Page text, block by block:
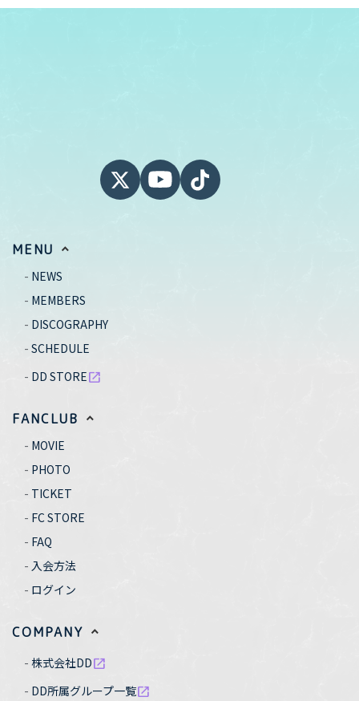
MENU
NEWS
MEMBERS
DISCOGRAPHY
SCHEDULE
DD STOREopen_in_new
FANCLUB
MOVIE
PHOTO
TICKET
FC STORE
FAQ
入会方法
ログイン
COMPANY
株式会社DDopen_in_new
DD所属グループ一覧open_in_new